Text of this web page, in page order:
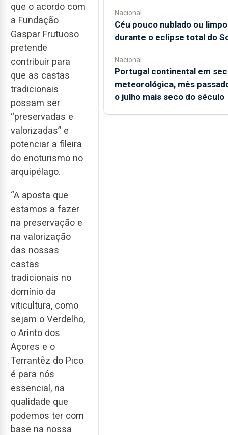
que o acordo com
a Fundação
Gaspar Frutuoso
pretende
contribuir para
que as castas
tradicionais
possam ser
“preservadas e
valorizadas” e
potenciar a fileira
do enoturismo no
arquipélago.
“A aposta que
estamos a fazer
na preservação e
na valorização
das nossas
castas
tradicionais no
domínio da
viticultura, como
sejam o Verdelho,
o Arinto dos
Açores e o
Terrantêz do Pico
é para nós
essencial, na
qualidade que
podemos ter com
base na nossa
Nacional
Céu pouco nublado ou limpo
durante o eclipse total do
Nacional
Portugal continental em
meteorológica, mês
o julho mais seco do século